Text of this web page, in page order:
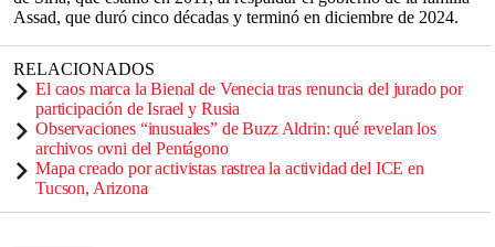
Assad, que duró cinco décadas y terminó en diciembre de 2024.
RELACIONADOS
El caos marca la Bienal de Venecia tras renuncia del jurado por
participación de Israel y Rusia
Observaciones “inusuales” de Buzz Aldrin: qué revelan los
archivos ovni del Pentágono
Mapa creado por activistas rastrea la actividad del ICE en
Tucson, Arizona